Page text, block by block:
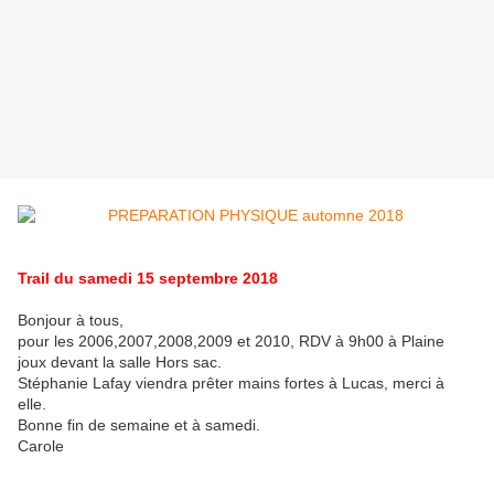
Trail du samedi 15 septembre 2018
Bonjour à tous,
pour les 2006,2007,2008,2009 et 2010, RDV à 9h00 à Plaine
joux devant la salle Hors sac.
Stéphanie Lafay viendra prêter mains fortes à Lucas, merci à
elle.
Bonne fin de semaine et à samedi.
Carole